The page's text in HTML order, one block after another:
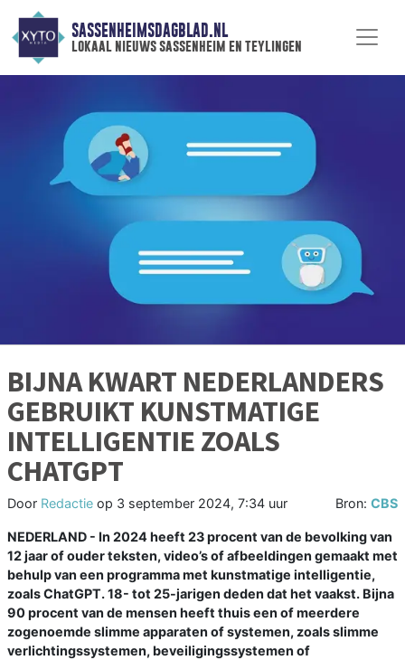
SASSENHEIMSDAGBLAD.NL
lokaal nieuws sassenheim en teylingen
BIJNA KWART NEDERLANDERS
GEBRUIKT KUNSTMATIGE
INTELLIGENTIE ZOALS
CHATGPT
Door Redactie op 3 september 2024, 7:34 uur Bron: CBS
NEDERLAND - In 2024 heeft 23 procent van de bevolking van
12 jaar of ouder teksten, video’s of afbeeldingen gemaakt met
behulp van een programma met kunstmatige intelligentie,
zoals ChatGPT. 18- tot 25-jarigen deden dat het vaakst. Bijna
90 procent van de mensen heeft thuis een of meerdere
zogenoemde slimme apparaten of systemen, zoals slimme
verlichtingssystemen, beveiligingssystemen of